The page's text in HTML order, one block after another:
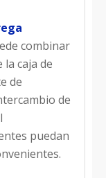
combinar
caja de
de
de
puedan